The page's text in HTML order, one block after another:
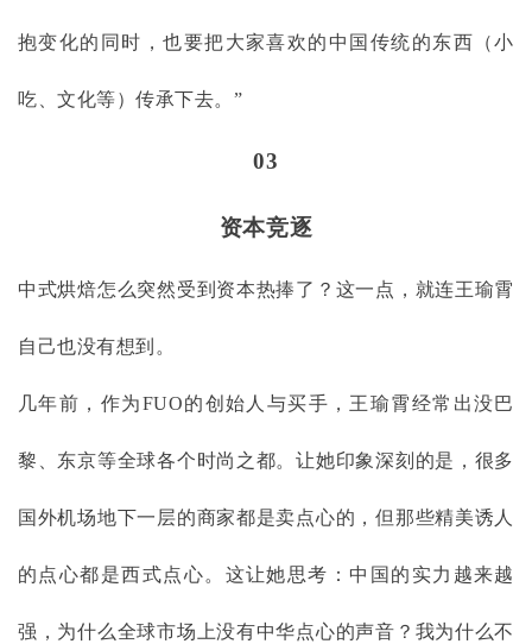
抱变化的同时，也要把大家喜欢的中国传统的东西（小
吃、文化等）传承下去。”
03
资本竞逐
中式烘焙怎么突然受到资本热捧了？这一点，就连王瑜霄
自己也没有想到。
几年前，作为FUO的创始人与买手，王瑜霄经常出没巴
黎、东京等全球各个时尚之都。让她印象深刻的是，很多
国外机场地下一层的商家都是卖点心的，但那些精美诱人
的点心都是西式点心。这让她思考：中国的实力越来越
强，为什么全球市场上没有中华点心的声音？我为什么不